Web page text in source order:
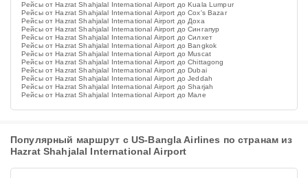
Рейсы от Hazrat Shahjalal International Airport до Kuala Lumpur
Рейсы от Hazrat Shahjalal International Airport до Cox's Bazar
Рейсы от Hazrat Shahjalal International Airport до Доха
Рейсы от Hazrat Shahjalal International Airport до Сингапур
Рейсы от Hazrat Shahjalal International Airport до Силхет
Рейсы от Hazrat Shahjalal International Airport до Bangkok
Рейсы от Hazrat Shahjalal International Airport до Muscat
Рейсы от Hazrat Shahjalal International Airport до Chittagong
Рейсы от Hazrat Shahjalal International Airport до Dubai
Рейсы от Hazrat Shahjalal International Airport до Jeddah
Рейсы от Hazrat Shahjalal International Airport до Sharjah
Рейсы от Hazrat Shahjalal International Airport до Мале
Популярный маршрут с US-Bangla Airlines по странам из
Hazrat Shahjalal International Airport